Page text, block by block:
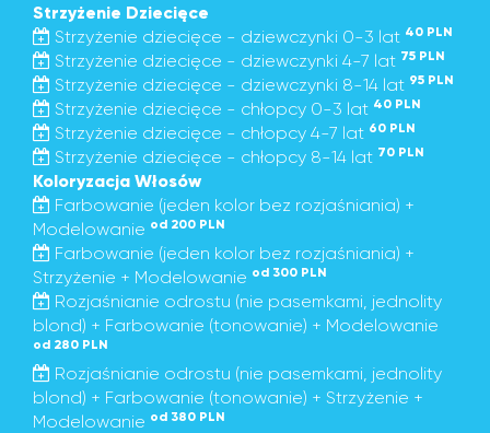
Strzyżenie Dziecięce
Strzyżenie dziecięce - dziewczynki 0-3 lat 40 PLN
Strzyżenie dziecięce - dziewczynki 4-7 lat 75 PLN
Strzyżenie dziecięce - dziewczynki 8-14 lat 95 PLN
Strzyżenie dziecięce - chłopcy 0-3 lat 40 PLN
Strzyżenie dziecięce - chłopcy 4-7 lat 60 PLN
Strzyżenie dziecięce - chłopcy 8-14 lat 70 PLN
Koloryzacja Włosów
Farbowanie (jeden kolor bez rozjaśniania) +
Modelowanie od 200 PLN
Farbowanie (jeden kolor bez rozjaśniania) +
Strzyżenie + Modelowanie od 300 PLN
Rozjaśnianie odrostu (nie pasemkami, jednolity
blond) + Farbowanie (tonowanie) + Modelowanie
od 280 PLN
Rozjaśnianie odrostu (nie pasemkami, jednolity
blond) + Farbowanie (tonowanie) + Strzyżenie +
Modelowanie od 380 PLN